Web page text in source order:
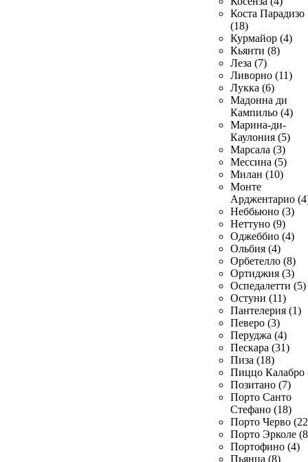
Коста Парадизо
(18)
Курмайор (4)
Кьянти (8)
Леза (7)
Ливорно (11)
Лукка (6)
Мадонна ди
Кампильо (4)
Марина-ди-
Каулония (5)
Марсала (3)
Мессина (5)
Милан (10)
Монте
Арджентарио
Неббьюно (3)
Неттуно (9)
Оджеббио (4)
Ольбия (4)
Орбетелло (8)
Ортиджия (3)
Оспедалетти (5)
Остуни (11)
Пантелерия (1)
Певеро (3)
Перуджа (4)
Пескара (31)
Пиза (18)
Пиццо Калабро
Позитано (7)
Порто Санто
Стефано (18)
Порто Черво
Порто Эрколе
Портофино (4)
Пьянца (8)